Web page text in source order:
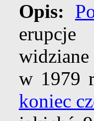
Opis:
w 1979
koniec